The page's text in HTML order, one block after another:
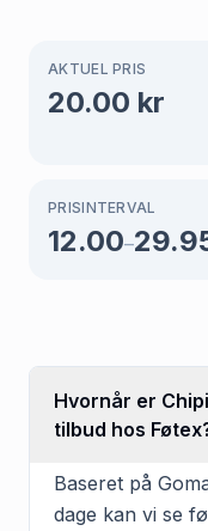
AKTUEL PRIS
20.00 kr
PRISINTERVAL
12.00–
Hvornår er
tilbud hos
Baseret på
dage kan vi se